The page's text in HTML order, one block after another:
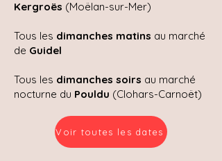
Kergroës (Moëlan-sur-Mer)
Tous les dimanches matins au marché
de Guidel
Tous les dimanches soirs au marché
nocturne du Pouldu (Clohars-Carnoët)
Voir toutes les dates